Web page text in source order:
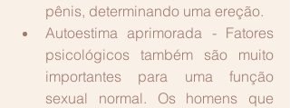
pênis, determinando uma ereção.
Autoestima aprimorada - Fatores
psicológicos também são muito
importantes para uma função
sexual normal. Os homens que